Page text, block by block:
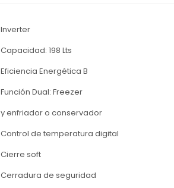
Inverter
Capacidad: 198 Lts
Eficiencia Energética B
Función Dual: Freezer
y enfriador o conservador
Control de temperatura digital
Cierre soft
Cerradura de seguridad